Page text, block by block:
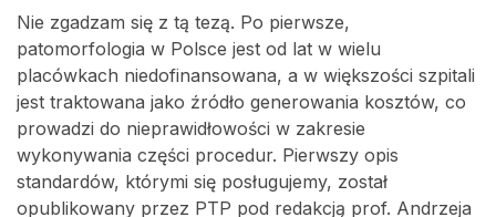
Nie zgadzam się z tą tezą. Po pierwsze,
patomorfologia w Polsce jest od lat w wielu
placówkach niedofinansowana, a w większości szpitali
jest traktowana jako źródło generowania kosztów, co
prowadzi do nieprawidłowości w zakresie
wykonywania części procedur. Pierwszy opis
standardów, którymi się posługujemy, został
opublikowany przez PTP pod redakcją prof. Andrzeja